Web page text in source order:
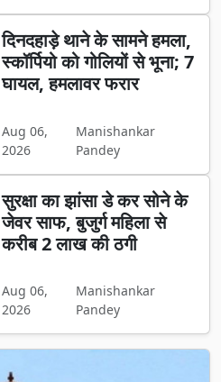
दिनदहाड़े थाने के सामने हमला,
स्कॉर्पियो को गोलियों से भूना; 7
घायल, हमलावर फरार
Aug 06,
2026
Manishankar
Pandey
सुरक्षा का झांसा डे कर सोने के
जेवर साफ, बुजुर्ग महिला से
करीब 2 लाख की ठगी
Aug 06,
2026
Manishankar
Pandey